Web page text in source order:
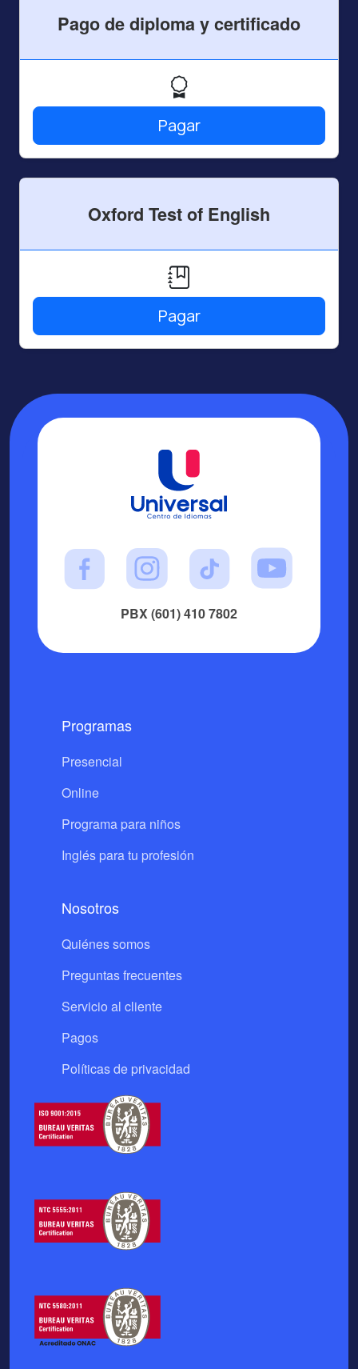
Pago de diploma y certificado
Pagar
Oxford Test of English
Pagar
PBX (601) 410 7802
Programas
Presencial
Online
Programa para niños
Inglés para tu profesión
Nosotros
Quiénes somos
Preguntas frecuentes
Servicio al cliente
Pagos
Políticas de privacidad